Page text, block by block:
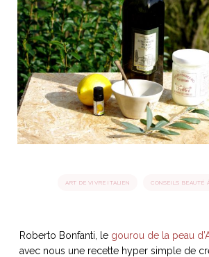
ITALIEN
joie de vivre
SUBLIME ! LE DÉCOR ITALIEN
LIRE
Toscane
ET FUGUEUSES
AND I
journal
WEBSERIE
Dolce Follia
ART DE VIVRE ITALIEN CONSEILS BEAUTÉ
Roberto Bonfanti, le gourou de la peau
avec nous une recette hyper simple de